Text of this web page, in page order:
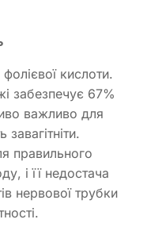
кислоти.
забезпечує 67%
важливо для
правильного
і її недостача
нервової трубки